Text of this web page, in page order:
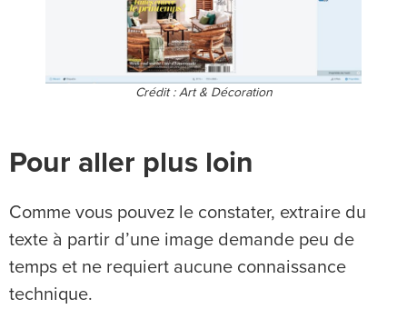
Crédit : Art & Décoration
Pour aller plus loin
Comme vous pouvez le constater, extraire du
texte à partir d’une image demande peu de
temps et ne requiert aucune connaissance
technique.